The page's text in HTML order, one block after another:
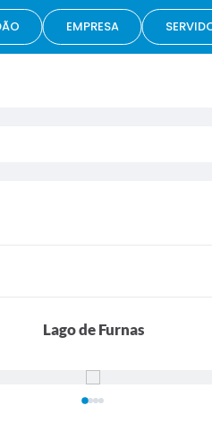
EMPRESA
Lago de Furnas